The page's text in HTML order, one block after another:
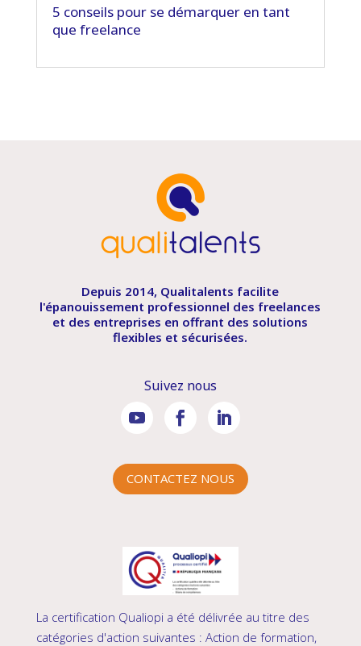
5 conseils pour se démarquer en tant
que freelance
Depuis 2014, Qualitalents facilite
l'épanouissement professionnel des freelances
et des entreprises en offrant des solutions
flexibles et sécurisées.
Suivez nous
CONTACTEZ NOUS
La certification Qualiopi a été délivrée au titre des
catégories d'action suivantes : Action de formation,